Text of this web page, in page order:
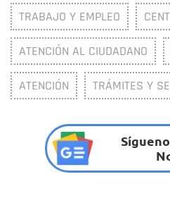
TRABAJO Y EMPLEO
ATENCIÓN AL CIUDADANO
ATENCIÓN TRÁMITES Y